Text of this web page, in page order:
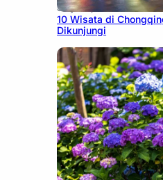
July 30, 2026
10 Wisata di
Dikunjungi